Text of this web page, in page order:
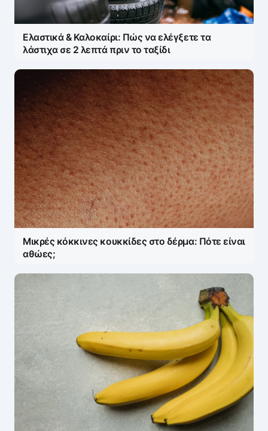
Ελαστικά & Καλοκαίρι: Πώς να ελέγξετε τα
λάστιχα σε 2 λεπτά πριν το ταξίδι
Μικρές κόκκινες κουκκίδες στο δέρμα: Πότε είναι
αθώες;